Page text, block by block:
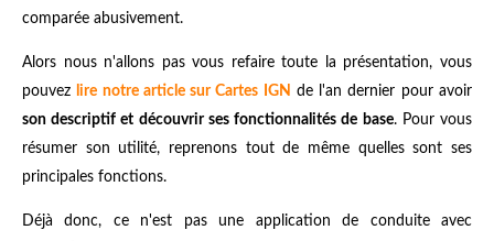
comparée abusivement.
Alors nous n'allons pas vous refaire toute la présentation, vous
pouvez lire notre article sur Cartes IGN de l'an dernier pour avoir
son descriptif et découvrir ses fonctionnalités de base. Pour vous
résumer son utilité, reprenons tout de même quelles sont ses
principales fonctions.
Déjà donc, ce n'est pas une application de conduite avec